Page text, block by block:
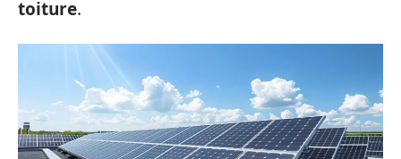
toiture.